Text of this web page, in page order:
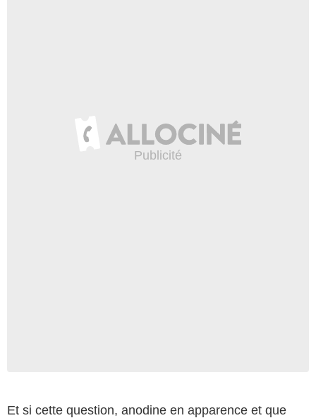
Et si cette question, anodine en apparence et que